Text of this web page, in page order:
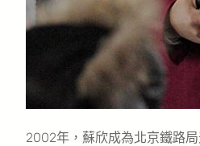
2002年，蘇欣成為北京鐵路